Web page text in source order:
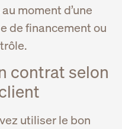
moment d’une
de financement ou
contrat selon
utiliser le bon